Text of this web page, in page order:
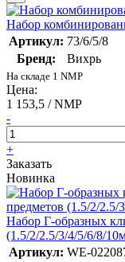
Набор
Артикул: 73/6/5/8
Бренд:
Вихрь
На складе 1 NMP
Цена:
1 153,5 / NMP
-
+
Заказать
Новинка
Набор Г-образных
(1.5/2/2.5/3/4/5/6/8/
Артикул: WE-